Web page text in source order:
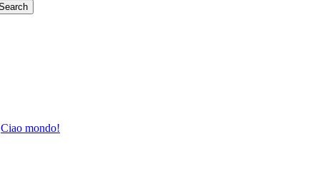
Ciao mondo!